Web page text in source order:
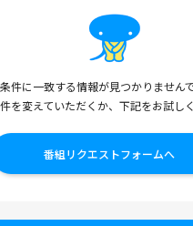
条件に一致する情報が見つかりませんで
を変えていただくか、下記をお試し
番組リクエストフォームへ